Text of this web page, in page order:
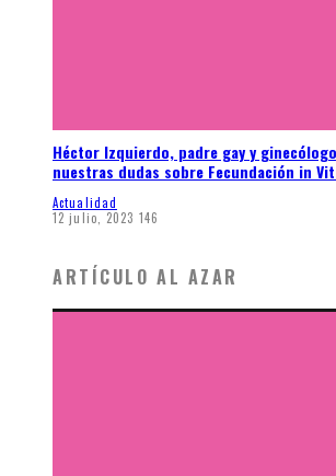
Héctor Izquierdo, padre gay y
nuestras dudas sobre Fecundación in
Actualidad
12 julio, 2023 146
ARTÍCULO AL AZAR